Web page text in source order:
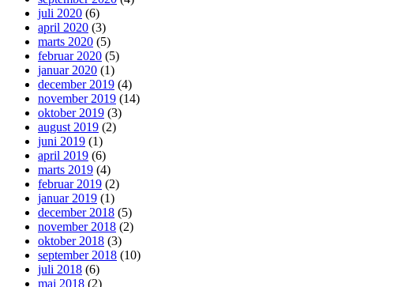
juli 2020 (6)
april 2020 (3)
marts 2020 (5)
februar 2020 (5)
januar 2020 (1)
december 2019 (4)
november 2019 (14)
oktober 2019 (3)
august 2019 (2)
juni 2019 (1)
april 2019 (6)
marts 2019 (4)
februar 2019 (2)
januar 2019 (1)
december 2018 (5)
november 2018 (2)
oktober 2018 (3)
september 2018 (10)
juli 2018 (6)
maj 2018 (2)